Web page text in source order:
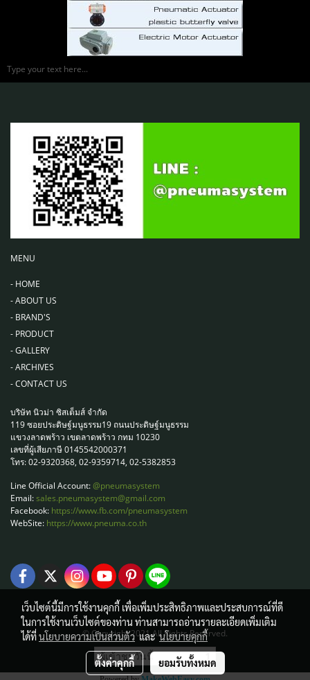
Type your text here...
MENU
- HOME
-ABOUT US
- BRAND'S
- PRODUCT
-GALLERY
-ARCHIVES
-CONTACT US
บริษัท นิวม่า ซิสเต็มส์ จำกัด
119 ซอยประดิษฐ์มนูธรรม19 ถนนประดิษฐ์มนูธรรม
แขวงลาดพร้าว เขตลาดพร้าว กทม 10230
เลขที่ผู้เสียภาษี 0145542000371
โทร: 02-9320368, 02-9359714, 02-5382853
Line Official Account:@pneumasystem
Email:sales.pneumasystem@gmail.com
Facebook: https://www.fb.com/pneumasystem
WebSite: https://www.pneuma.co.th
© Copyright 2021 All Rights Reserved.
ผู้เข้าชมวันนี้ 1
เว็บไซต์นี้มีการใช้งานคุกกี้ เพื่อเพิ่มประสิทธิภาพและประสบการณ์ที่ดี
ในการใช้งานเว็บไซต์ของท่าน ท่านสามารถอ่านรายละเอียดเพิ่มเติม
ได้ที่นโยบายความเป็นส่วนตัวและนโยบายคุกกี้
ตั้งค่าคุกกี้ ยอมรับทั้งหมด